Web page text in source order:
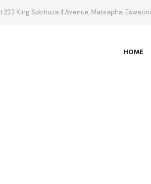
222 King Sobhuza II Avenue, Matsapha, Eswatini
HOME